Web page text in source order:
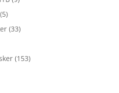
(5)
(33)
(153)